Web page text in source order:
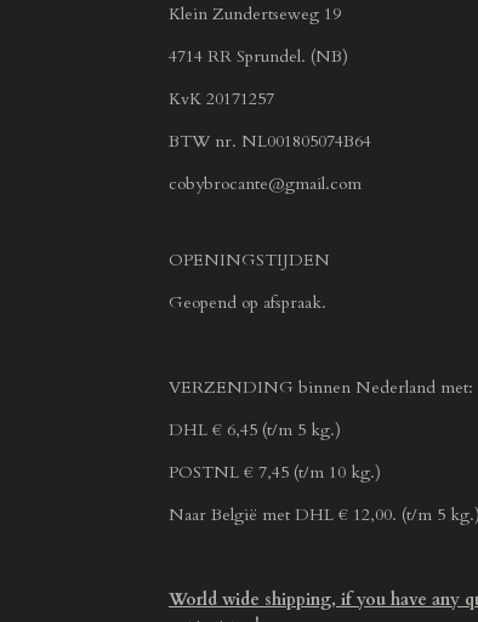
Klein Zundertseweg 19
4714 RR Sprundel. (NB)
KvK 20171257
BTW nr. NL001805074B64
cobybrocante@gmail.com
OPENINGSTIJDEN
Geopend op afspraak.
VERZENDING binnen Nederland met:
DHL € 6,45 (t/m 5 kg.)
POSTNL € 7,45 (t/m 10 kg.)
Naar België met DHL € 12,00. (t/m 5 kg.)
World wide shipping, if you have any